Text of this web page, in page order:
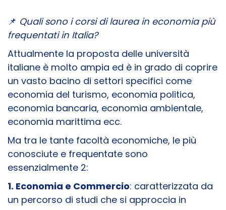
📌 Quali sono i corsi di laurea in economia più
frequentati in Italia?
Attualmente la proposta delle università
italiane è molto ampia ed è in grado di coprire
un vasto bacino di settori specifici come
economia del turismo, economia politica,
economia bancaria, economia ambientale,
economia marittima ecc.
Ma tra le tante facoltà economiche, le più
conosciute e frequentate sono
essenzialmente 2:
1. Economia e Commercio: caratterizzata da
un percorso di studi che si approccia in